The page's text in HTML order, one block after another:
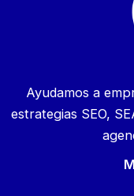
Ayudamos a
estrategias SEO,